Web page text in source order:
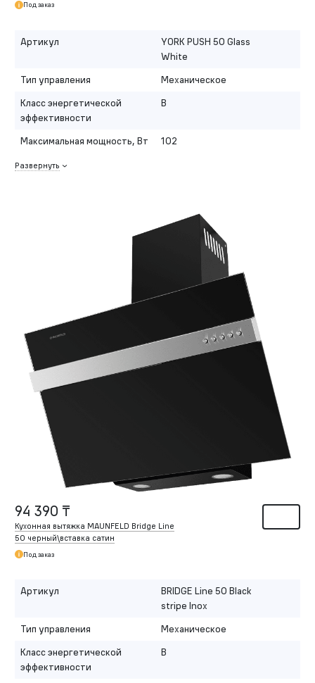
Под заказ
Артикул
YORK PUSH 50 Glass
White
Тип управления
Механическое
Класс энергетической
эффективности
B
Максимальная мощность, Вт 102
Развернуть
94 390 ₸
Кухонная вытяжка MAUNFELD Bridge Line
50 черный\вставка сатин
Под заказ
Артикул
BRIDGE Line 50 Black
stripe Inox
Тип управления
Механическое
Класс энергетической
эффективности
B